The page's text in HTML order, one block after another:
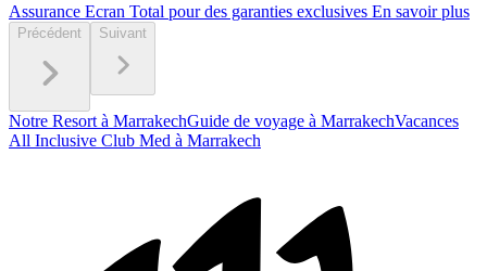
Assurance Ecran Total pour des garanties exclusives En savoir plus
Précédent Suivant
Notre Resort à MarrakechGuide de voyage à MarrakechVacances
All Inclusive Club Med à Marrakech